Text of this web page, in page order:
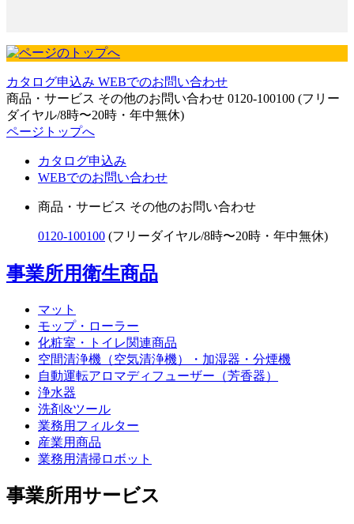
カタログ申込み WEBでのお問い合わせ
商品・サービス その他のお問い合わせ 0120-100100 (フリー
ダイヤル/8時〜20時・年中無休)
ページトップへ
カタログ申込み
WEBでのお問い合わせ
商品・サービス その他のお問い合わせ
0120-100100 (フリーダイヤル/8時〜20時・年中無休)
事業所用衛生商品
マット
モップ・ローラー
化粧室・トイレ関連商品
空間清浄機（空気清浄機）・加湿器・分煙機
自動運転アロマディフューザー（芳香器）
浄水器
洗剤&ツール
業務用フィルター
産業用商品
業務用清掃ロボット
事業所用サービス